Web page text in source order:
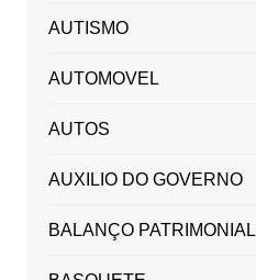
AUTISMO
AUTOMOVEL
AUTOS
AUXILIO DO GOVERNO
BALANÇO PATRIMONIAL